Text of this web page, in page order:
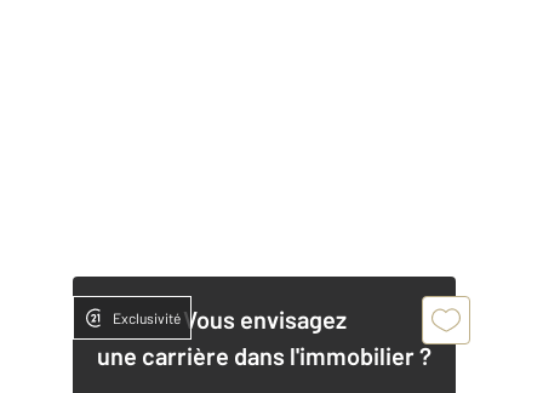
Vous envisagez
une carrière dans l'immobilier ?
Exclusivité